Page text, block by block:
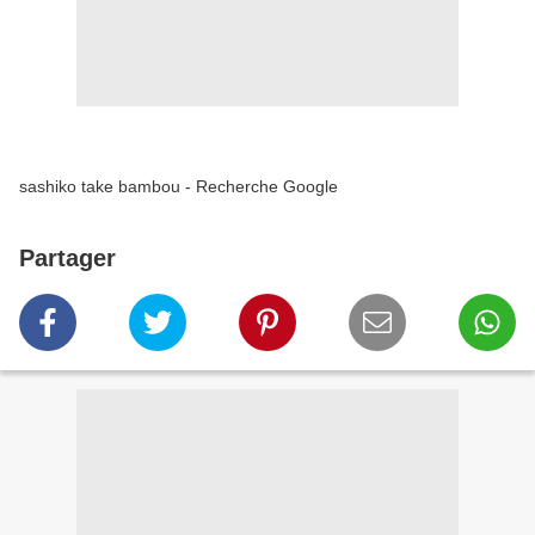
sashiko take bambou - Recherche Google
Partager